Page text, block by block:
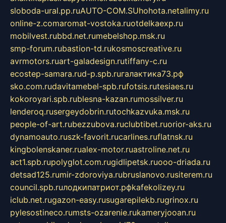
sloboda-ural.pp.ruAUTO-COM.SUhohota.netalimy.ru
online-z.comaromat-vostoka.ruotdelkaexp.ru
mobilvest.rubbd.net.rumebelshop.msk.ru
smp-forum.rubastion-td.rukosmoscreative.ru
avrmotors.ruart-galadesign.rutiffany-c.ru
ecostep-samara.rud-p.spb.ruгалактика73.рф
sko.com.rudavitamebel-spb.rufotsis.rutesiaes.ru
kokoroyari.spb.rublesna-kazan.rumossilver.ru
lenderoq.rusergeydobrin.rutochkazvuka.msk.ru
people-of-art.rubezzubova.ruclubtibet.ruorior-aks.ru
dynamoauto.ruszk-favorit.rucarlines.ruflatnsk.ru
kingbolenskaner.rualex-motor.ruastroline.net.ru
act1.spb.rupolyglot.com.rugidlipetsk.ruooo-driada.ru
detsad125.rumir-zdoroviya.rubruslanovo.rusiterem.ru
council.spb.ruлодкипатриот.рфkafekolizey.ru
iclub.net.rugazon-easy.rusugarepilekb.rugrinox.ru
pylesostineco.rumsts-ozarenie.rukameryjooan.ru